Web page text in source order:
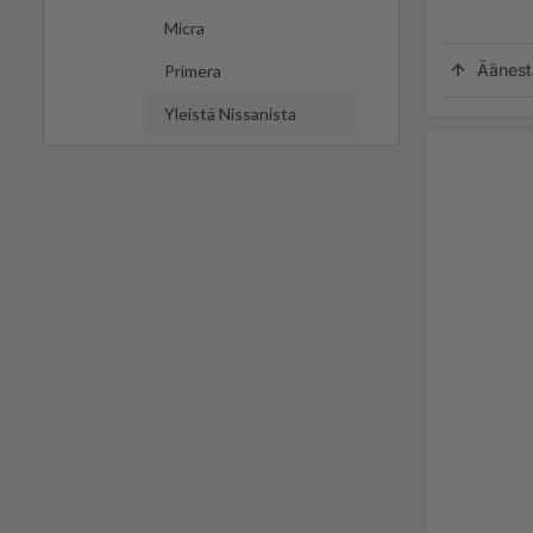
Micra
Primera
Yleistä Nissanista